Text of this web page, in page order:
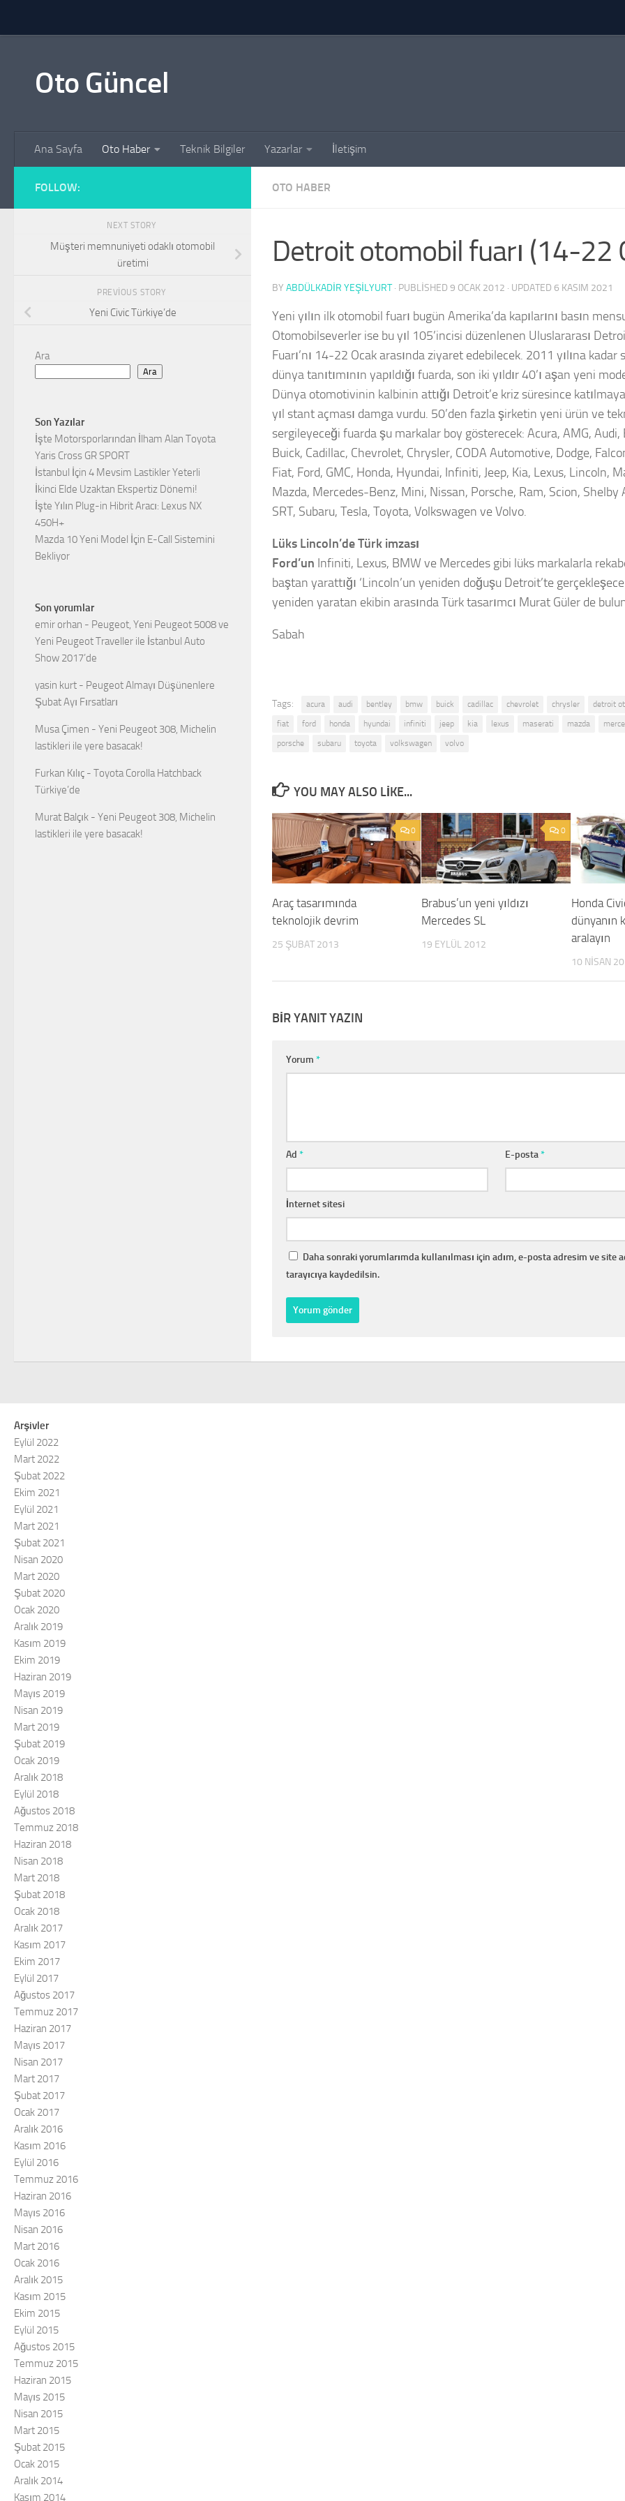
Oto Güncel
Ana Sayfa Oto Haber Teknik Bilgiler Yazarlar İletişim
OTO HABER
Detroit otomobil fuarı (14-22
BY ABDÜLKADIR YEŞİLYURT · PUBLISHED 9 OCAK 2012 · UPDATED 6 KASIM 2021
Yeni yılın ilk otomobil fuarı bugün Amerika’da kapılarını basın
Otomobilseverler ise bu yıl 105’incisi düzenlenen Uluslararası
Fuarı’nı 14-22 Ocak arasında ziyaret edebilecek. 2011 yılına
dünya tanıtımının yapıldığı fuarda, son iki yıldır 40’ı aşan yeni
Dünya otomotivinin kalbinin attığı Detroit’e kriz süresince
yıl stant açması damga vurdu. 50’den fazla şirketin yeni ürün ve
sergileyeceği fuarda şu markalar boy gösterecek: Acura, AMG,
Buick, Cadillac, Chevrolet, Chrysler, CODA Automotive, Dodge,
Fiat, Ford, GMC, Honda, Hyundai, Infiniti, Jeep, Kia, Lexus, Lincoln,
Mazda, Mercedes-Benz, Mini, Nissan, Porsche, Ram, Scion, Shelby
SRT, Subaru, Tesla, Toyota, Volkswagen ve Volvo.
Lüks Lincoln’de Türk imzası
Ford’un Infiniti, Lexus, BMW ve Mercedes gibi lüks markalarla
baştan yarattığı ‘Lincoln’un yeniden doğuşu Detroit’te
yeniden yaratan ekibin arasında Türk tasarımcı Murat Güler de
Sabah
Tags: acura audi bentley bmw buick cadillac chevrolet chrysler
detroit
fiat
ford honda hyundai infiniti jeep kia lexus maserati mazda
porsche
subaru toyota volkswagen volvo
YOU MAY ALSO LIKE...
0
Araç tasarımında
teknolojik devrim
25 ŞUBAT 2013
0
Brabus’un yeni yıldızı
Mercedes SL
19 EYLÜL 2012
Honda
dünyanın
aralayın
10 NISAN
BIR YANIT YAZIN
Yorum *
Ad * E-posta*
İnternet sitesi
Daha sonraki yorumlarımda kullanılması için adım, e-posta adresim ve site
tarayıcıya kaydedilsin.
FOLLOW:
NEXT STORY
Müşteri memnuniyeti odaklı otomobil
üretimi
PREVIOUS STORY
Yeni Civic Türkiye’de
Ara
Ara
Son Yazılar
İşte Motorsporlarından İlham Alan Toyota
Yaris Cross GR SPORT
İstanbul İçin 4 Mevsim Lastikler Yeterli
İkinci Elde Uzaktan Ekspertiz Dönemi!
İşte Yılın Plug-in Hibrit Aracı: Lexus NX
450H+
Mazda 10 Yeni Model İçin E-Call Sistemini
Bekliyor
Son yorumlar
emir orhan - Peugeot, Yeni Peugeot 5008 ve
Yeni Peugeot Traveller ile İstanbul Auto
Show 2017’de
yasin kurt - Peugeot Almayı Düşünenlere
Şubat Ayı Fırsatları
Musa Çimen - Yeni Peugeot 308, Michelin
lastikleri ile yere basacak!
Furkan Kılıç - Toyota Corolla Hatchback
Türkiye’de
Murat Balçık - Yeni Peugeot 308, Michelin
lastikleri ile yere basacak!
Arşivler
Eylül 2022
Mart 2022
Şubat 2022
Ekim 2021
Eylül 2021
Mart 2021
Şubat 2021
Nisan 2020
Mart 2020
Şubat 2020
Ocak 2020
Aralık 2019
Kasım 2019
Ekim 2019
Haziran 2019
Mayıs 2019
Nisan 2019
Mart 2019
Şubat 2019
Ocak 2019
Aralık 2018
Eylül 2018
Ağustos 2018
Temmuz 2018
Haziran 2018
Nisan 2018
Mart 2018
Şubat 2018
Ocak 2018
Aralık 2017
Kasım 2017
Ekim 2017
Eylül 2017
Ağustos 2017
Temmuz 2017
Haziran 2017
Mayıs 2017
Nisan 2017
Mart 2017
Şubat 2017
Ocak 2017
Aralık 2016
Kasım 2016
Eylül 2016
Temmuz 2016
Haziran 2016
Mayıs 2016
Nisan 2016
Mart 2016
Ocak 2016
Aralık 2015
Kasım 2015
Ekim 2015
Eylül 2015
Ağustos 2015
Temmuz 2015
Haziran 2015
Mayıs 2015
Nisan 2015
Mart 2015
Şubat 2015
Ocak 2015
Aralık 2014
Kasım 2014